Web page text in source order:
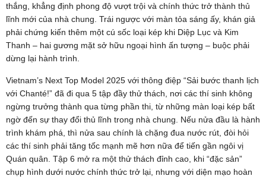
thắng, khẳng định phong độ vượt trội và chính thức trở thành thủ
lĩnh mới của nhà chung. Trái ngược với màn tỏa sáng ấy, khán giả
phải chứng kiến thêm một cú sốc loại kép khi Diệp Lục và Kim
Thanh – hai gương mặt sở hữu ngoại hình ấn tượng – buộc phải
dừng lại hành trình.
Vietnam’s Next Top Model 2025 với thông điệp “Sải bước thanh lịch
với Chanté!” đã đi qua 5 tập đầy thử thách, nơi các thí sinh không
ngừng trưởng thành qua từng phần thi, từ những màn loại kép bất
ngờ đến sự thay đổi thủ lĩnh trong nhà chung. Nếu nửa đầu là hành
trình khám phá, thì nửa sau chính là chặng đua nước rút, đòi hỏi
các thí sinh phải tăng tốc mạnh mẽ hơn nữa để tiến gần ngôi vị
Quán quân. Tập 6 mở ra một thử thách đỉnh cao, khi “đặc sản”
chụp hình dưới nước chính thức trở lại, nhưng với diện mạo hoàn